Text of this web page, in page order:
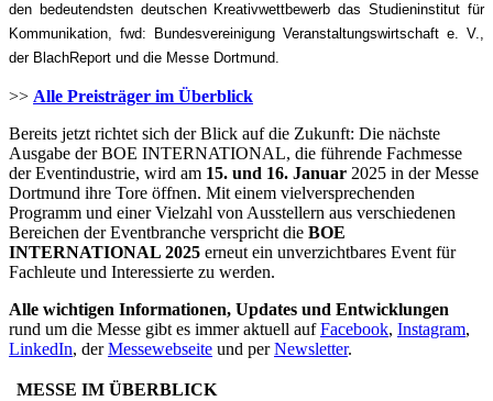
den bedeutendsten deutschen Kreativwettbewerb das Studieninstitut für
Kommunikation, fwd: Bundesvereinigung Veranstaltungswirtschaft e. V.,
der BlachReport und die Messe Dortmund.
>> Alle Preisträger im Überblick
Bereits jetzt richtet sich der Blick auf die Zukunft: Die nächste
Ausgabe der BOE INTERNATIONAL, die führende Fachmesse
der Eventindustrie, wird am 15. und 16. Januar 2025 in der Messe
Dortmund ihre Tore öffnen. Mit einem vielversprechenden
Programm und einer Vielzahl von Ausstellern aus verschiedenen
Bereichen der Eventbranche verspricht die BOE
INTERNATIONAL 2025 erneut ein unverzichtbares Event für
Fachleute und Interessierte zu werden.
Alle wichtigen Informationen, Updates und Entwicklungen
rund um die Messe gibt es immer aktuell aufFacebook, Instagram,
LinkedIn, derMessewebseite und perNewsletter.
MESSE IM ÜBERBLICK